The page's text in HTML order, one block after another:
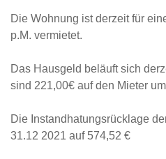
Die Wohnung ist derzeit für
p.M. vermietet.
Das Hausgeld beläuft sich
sind 221,00€ auf den Mieter
Die Instandhatungsrücklage
31.12 2021 auf 574,52 €